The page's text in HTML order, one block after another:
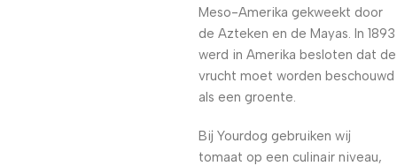
Meso-Amerika gekweekt door
de Azteken en de Mayas. In 1893
werd in Amerika besloten dat de
vrucht moet worden beschouwd
als een groente.
Bij Yourdog gebruiken wij
tomaat op een culinair niveau,